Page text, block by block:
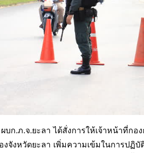
ก.ภ.จ.ยะลา ได้สั่งการให้เจ้าหน้าที่กอ
จังหวัดยะลา เพิ่มความเข้มในการปฏิ